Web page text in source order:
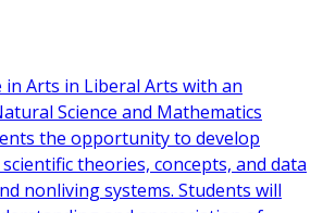
in Arts in Liberal Arts with an
Science and Mathematics
the opportunity to develop
theories, concepts, and data
nonliving systems. Students will